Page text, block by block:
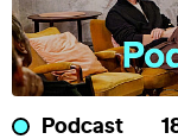
Podcast